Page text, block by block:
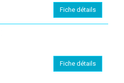
Fiche détails
Fiche détails